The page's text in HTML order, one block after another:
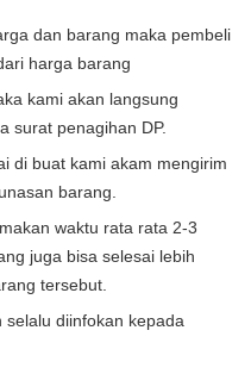
dan barang maka pembeli
harga barang
kami akan langsung
surat penagihan DP.
di buat kami akam mengirim
barang.
waktu rata rata 2-3
juga bisa selesai lebih
tersebut.
diinfokan kepada